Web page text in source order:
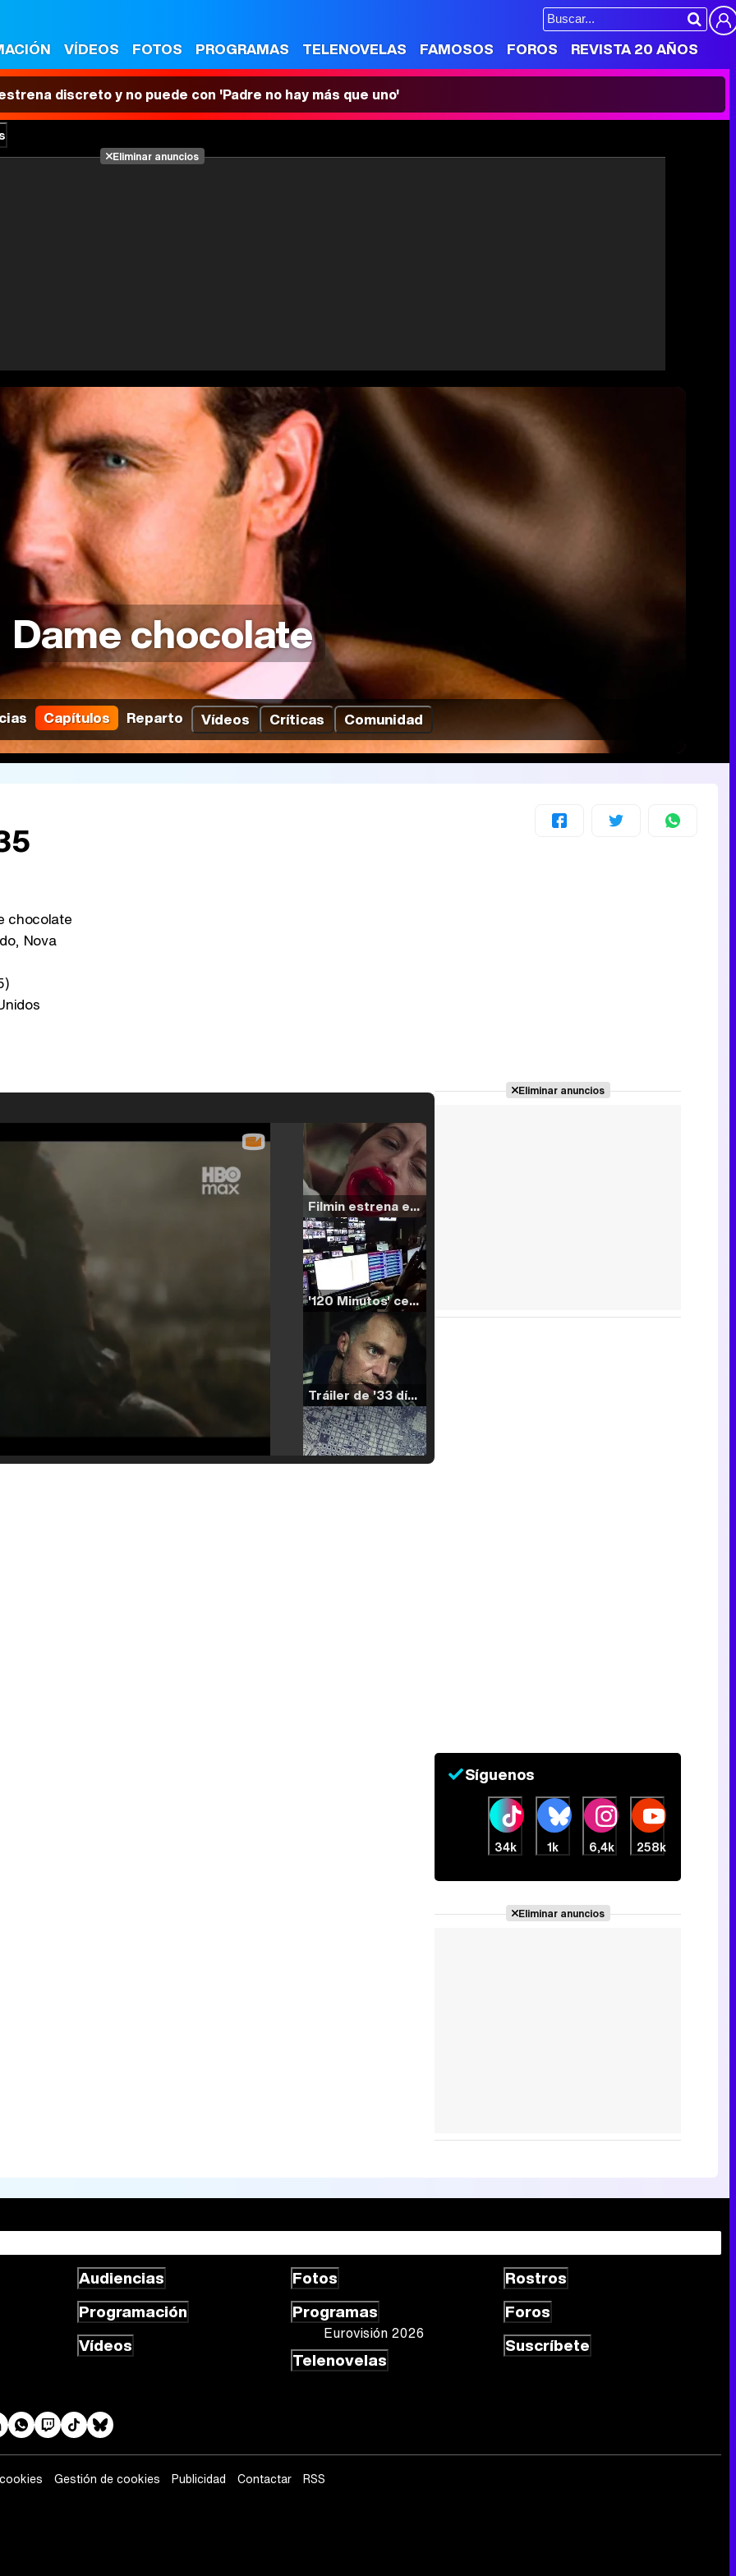
VÍDEOS FOTOS PROGRAMAS TELENOVELAS FAMOSOS FOROS REVISTA 20 AÑOS
discreto y no puede con 'Padre no hay más que uno'
Eliminar anuncios
Dame chocolate
Capítulos Reparto Vídeos Críticas Comunidad
chocolate
Nova
Filmin estrena el tráiler de 'Millennial Mal', su nueva comedia universitaria de la mano de Lorena Iglesias
'120 Minutos' celebra sus 2.000 programas en Telemadrid con un vídeo del día a día en la redacción
Tráiler de '33 días', la nueva serie de Atresplayer con Julián Villagrán y José Manuel Poga
Eliminar anuncios
Síguenos
34k 1k 6,4k 258k
Eliminar anuncios
Audiencias
Programación
Vídeos
Fotos
Programas
Eurovisión 2026
Telenovelas
Rostros
Foros
Suscríbete
Gestión de cookies Publicidad Contactar
RSS